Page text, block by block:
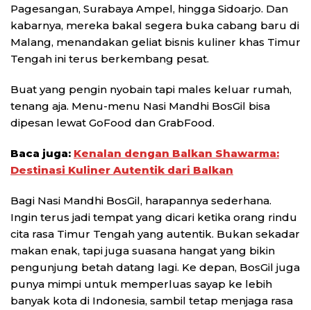
Pagesangan, Surabaya Ampel, hingga Sidoarjo. Dan
kabarnya, mereka bakal segera buka cabang baru di
Malang, menandakan geliat bisnis kuliner khas Timur
Tengah ini terus berkembang pesat.
Buat yang pengin nyobain tapi males keluar rumah,
tenang aja. Menu-menu Nasi Mandhi BosGil bisa
dipesan lewat GoFood dan GrabFood.
Baca juga: Kenalan dengan Balkan Shawarma:
Destinasi Kuliner Autentik dari Balkan
Bagi Nasi Mandhi BosGil, harapannya sederhana.
Ingin terus jadi tempat yang dicari ketika orang rindu
cita rasa Timur Tengah yang autentik. Bukan sekadar
makan enak, tapi juga suasana hangat yang bikin
pengunjung betah datang lagi. Ke depan, BosGil juga
punya mimpi untuk memperluas sayap ke lebih
banyak kota di Indonesia, sambil tetap menjaga rasa